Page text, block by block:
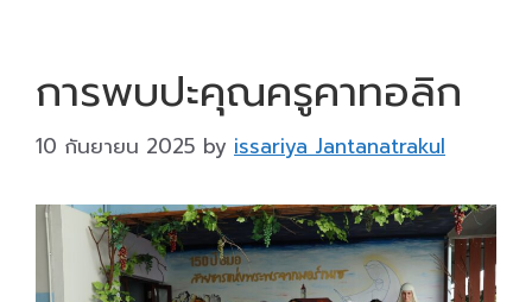
การพบปะคุณครูคาทอลิก
10 กันยายน 2025 by issariya Jantanatrakul